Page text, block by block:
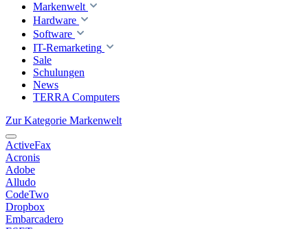
Markenwelt
Hardware
Software
IT-Remarketing
Sale
Schulungen
News
TERRA Computers
Zur Kategorie Markenwelt
ActiveFax
Acronis
Adobe
Alludo
CodeTwo
Dropbox
Embarcadero